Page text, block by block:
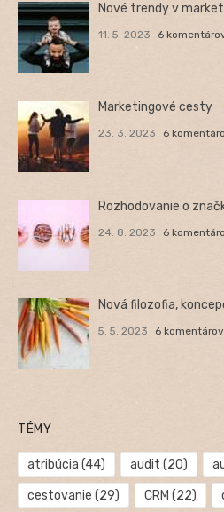
Nové trendy v
11. 5. 2023 6
Marketingové cesty
23. 3. 2023 6
Rozhodovanie o
24. 8. 2023 6
Nová filozofia,
5. 5. 2023 6 komentárov
TÉMY
atribúcia (44) audit (20)
cestovanie (29) CRM (22)